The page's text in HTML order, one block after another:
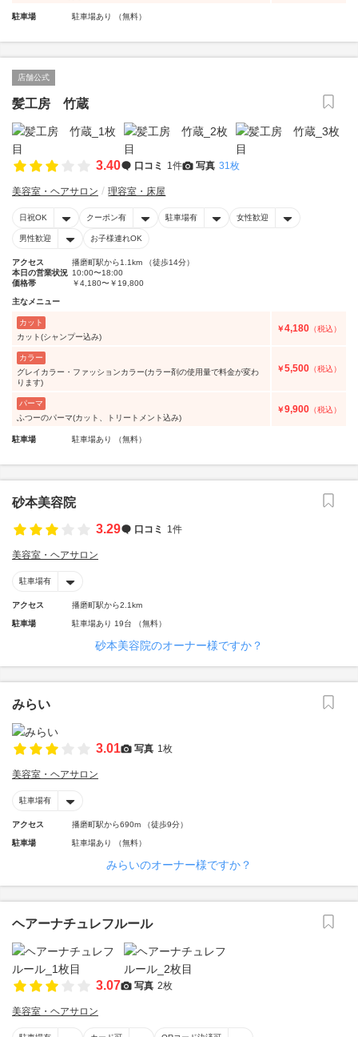
駐車場 駐車場あり （無料）
店舗公式
髪工房 竹蔵
3.40 口コミ 1件 写真 31枚
美容室・ヘアサロン 理容室・床屋
日祝OK クーポン有 駐車場有 女性歓迎
男性歓迎 お子様連れOK
アクセス
播磨町駅から1.1km （徒歩14分）
本日の営業状況 10:00〜18:00
価格帯
￥4,180〜￥19,800
主なメニュー
カット
カット(シャンプー込み)
￥4,180 （税込）
カラー
グレイカラー・ファッションカラー(カラー剤の使用量で料金が変わ
ります)
￥5,500 （税込）
パーマ
ふつーのパーマ(カット、トリートメント込み)
￥9,900 （税込）
駐車場 駐車場あり （無料）
砂本美容院
3.29
口コミ 1件
美容室・ヘアサロン
駐車場有
アクセス 播磨町駅から2.1km
駐車場 駐車場あり 19台 （無料）
砂本美容院のオーナー様ですか？
みらい
3.01 写真 1枚
美容室・ヘアサロン
駐車場有
アクセス 播磨町駅から690m （徒歩9分）
駐車場 駐車場あり （無料）
みらいのオーナー様ですか？
ヘアーナチュレフルール
3.07 写真 2枚
美容室・ヘアサロン